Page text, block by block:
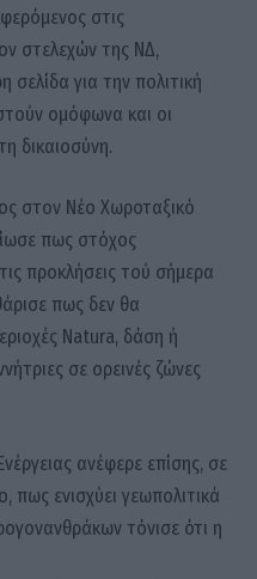
στις
στελεχών της ΝΔ,
για την πολιτική
ομόφωνα και οι
δικαιοσύνη.
στον Νέο Χωροταξικό
πως στόχος
προκλήσεις τού σήμερα
πως δεν θα
Natura, δάση ή
σε ορεινές ζώνες
ανέφερε επίσης, σε
ενισχύει γεωπολιτικά
τόνισε ότι η